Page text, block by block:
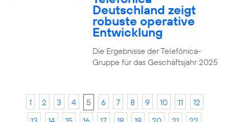
Deutschland zeigt
robuste operative
Entwicklung
Die Ergebnisse der Telefónica-
Gruppe für das Geschäftsjahr 2025
1 2 3 4 5 6 7 8 9 10 11
12